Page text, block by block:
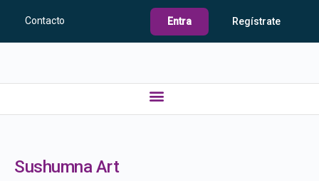
Contacto Entra Regístrate
Sushumna Art